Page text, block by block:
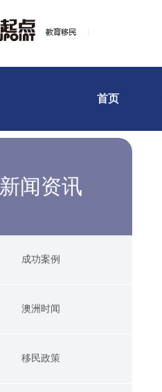
首页
新闻资讯
成功案例
澳洲时闻
移民政策